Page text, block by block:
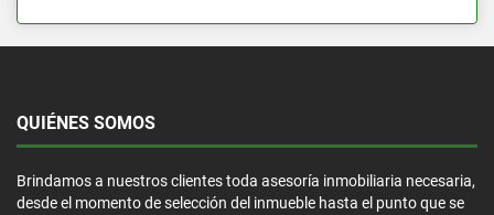
QUIÉNES SOMOS
Brindamos a nuestros clientes toda asesoría inmobiliaria necesaria,
desde el momento de selección del inmueble hasta el punto que se